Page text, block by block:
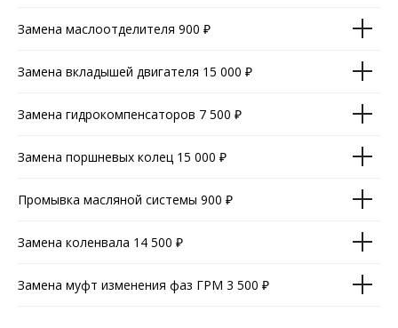
Замена маслоотделителя 900 ₽
Замена вкладышей двигателя 15 000 ₽
Замена гидрокомпенсаторов 7 500 ₽
Замена поршневых колец 15 000 ₽
Промывка масляной системы 900 ₽
Замена коленвала 14 500 ₽
Замена муфт изменения фаз ГРМ 3 500 ₽